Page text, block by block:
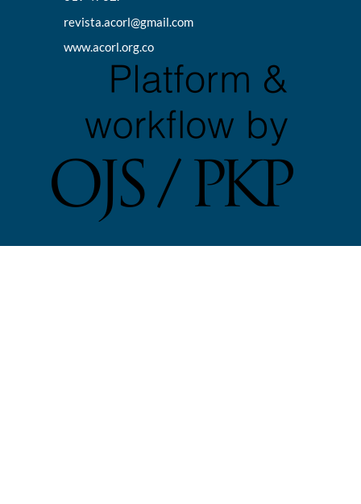
revista.acorl@gmail.com
www.acorl.org.co